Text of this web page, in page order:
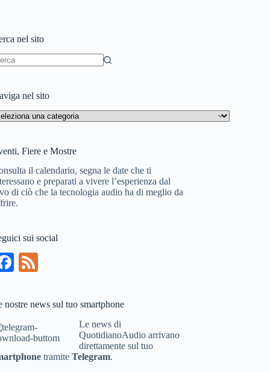
nel sito
nel sito
Fiere e Mostre
il calendario, segna le date che ti
e preparati a vivere l’esperienza dal
di ciò che la tecnologia audio ha di meglio da
sui social
Fa
bo
ok
nostre news sul tuo smartphone
Le news di
QuotidianoAudio arrivano
direttamente sul tuo
tramiteTelegram.